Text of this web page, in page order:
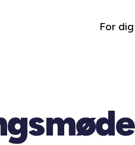
For dig